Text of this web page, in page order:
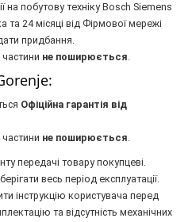
на побутову техніку Bosch Siemens
та 24 місяці від Фірмової мережі
придбання.
частини не поширюється.
Oфіційна гарантія від
частини не поширюється.
передачі товару покупцеві.
весь період експлуатації.
інструкцію користувача перед
та відсутність механічних